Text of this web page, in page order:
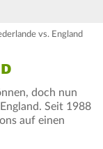
vs. England
doch nun
Seit 1988
auf einen